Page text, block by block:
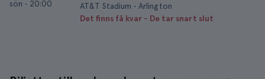
sön • 20:00
AT&T Stadium • Arlington
Det finns få kvar - De tar snart slut